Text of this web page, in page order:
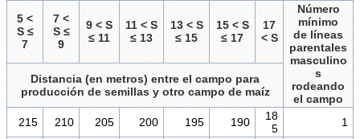
5 <
S ≤
7
7 <
S ≤
9
9 < S
≤ 11
11 < S
≤ 13
13 < S
≤ 15
15 < S
≤ 17
17
< S
Número
mínimo
de líneas
parentales
masculino
s
rodeando
el campo
Distancia (en metros) entre el campo para
producción de semillas y otro campo de maíz
215 210 205 200 195 190
18
5
1